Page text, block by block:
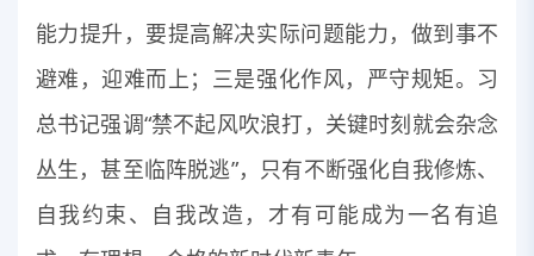
能力提升，要提高解决实际问题能力，做到事不
避难，迎难而上；三是强化作风，严守规矩。习
总书记强调“禁不起风吹浪打，关键时刻就会杂念
丛生，甚至临阵脱逃”，只有不断强化自我修炼、
自我约束、自我改造，才有可能成为一名有追